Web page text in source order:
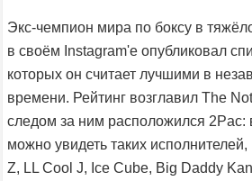
Экс-чемпион мира по боксу в
в своём Instagram'e опубликовал
которых он считает лучшими в
времени. Рейтинг возглавил The
следом за ним расположился 2Pac:
можно увидеть таких
Z, LL Cool J, Ice Cube, Big Daddy